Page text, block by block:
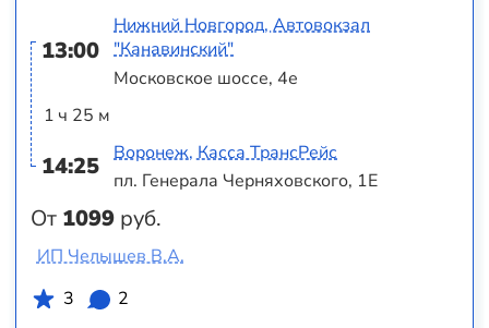
13:00
1 ч 25 м
14:25
От 1099 руб.
Нижний Новгород, Автовокзал
"Канавинский"
Московское шоссе, 4е
Воронеж, Касса ТрансРейс
пл. Генерала Черняховского, 1Е
ИП Челышев В.А.
3
2